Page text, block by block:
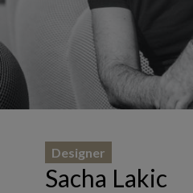
Sacha Lakic
Designer